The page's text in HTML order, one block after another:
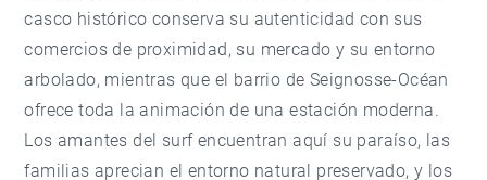
casco histórico conserva su autenticidad con sus
comercios de proximidad, su mercado y su entorno
arbolado, mientras que el barrio de Seignosse-Océan
ofrece toda la animación de una estación moderna.
Los amantes del surf encuentran aquí su paraíso, las
familias aprecian el entorno natural preservado, y los